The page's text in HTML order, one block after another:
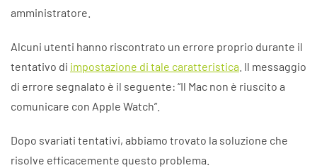
amministratore.
Alcuni utenti hanno riscontrato un errore proprio durante il
tentativo di impostazione di tale caratteristica . Il messaggio
di errore segnalato è il seguente: “Il Mac non è riuscito a
comunicare con Apple Watch”.
Dopo svariati tentativi, abbiamo trovato la soluzione che
risolve efficacemente questo problema.